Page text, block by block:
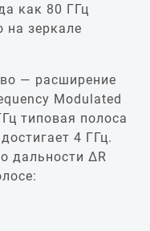
как 80 ГГц
на зеркале
— расширение
Modulated
типовая полоса
4 ГГц.
дальности ΔR